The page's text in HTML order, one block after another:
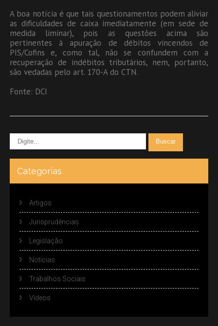
A boa notícia é que tais questionamentos podem aliviar
as dificuldades de caixa imediatamente (em sede de
medida liminar), pois as questões acima são
pertinentes à apuração de débitos vincendos de
PIS/Cofins e, como tal, não se confundem com a
recuperação de indébitos tributários, nem, portanto,
são vedadas pelo art. 170-A do CTN.
Fonte: DCI
Categorias
Artigos
Jurisprudências
Legislação
Notícias
Trabalhos Sociais
Vídeos